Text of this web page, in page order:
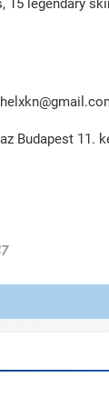
legendary
Budapest 11.